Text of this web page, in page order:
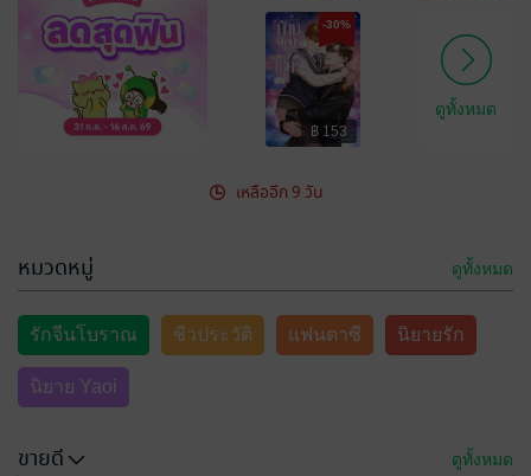
พิษ เล่ม 10
เสวี่ยเหนียง / ตำ
หนักไร้ต์รัก : ห้อง
เฟิ่งหลี
นิยายรักจีนโบราณ
ปลูกผัก ดันมีรัก
มาทักทาย เล่ม
/ ตำหนักไร้
ต์รัก : ห้องหลานเหม
นิยายวาย Boy
Love / Yaoi
-30%
฿ 153
ดูทั้งหมด
เหลืออีก 9 วัน
หมวดหมู่ ดูทั้งหมด
รักจีนโบราณ ชีวประวัติ แฟนตาซี นิยายรัก
นิยาย Yaoi
ขายดี ดูทั้งหมด